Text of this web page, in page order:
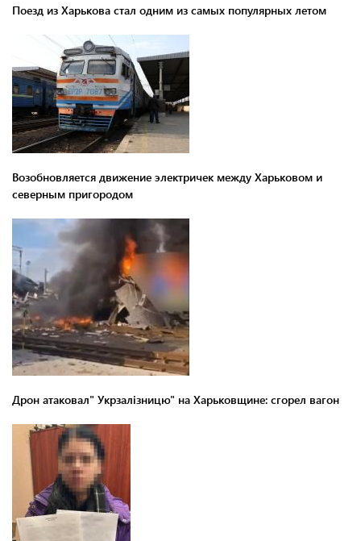
Поезд из Харькова стал одним из самых популярных летом
Возобновляется движение электричек между Харьковом и
северным пригородом
Дрон атаковал" Укрзалізницю" на Харьковщине: сгорел вагон